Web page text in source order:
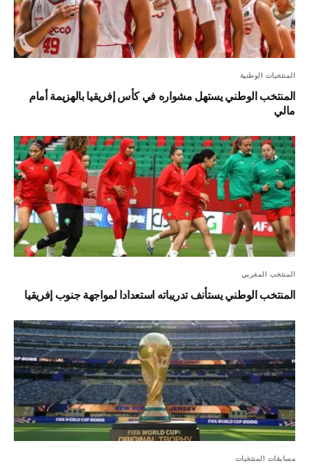
المنتخبات الوطنية
المنتخب الوطني يستهل مشواره في كأس إفريقيا بالهزيمة أمام
مالي
المنتخب المغربي
المنتخب الوطني يستأنف تدريباته استعدادا لمواجهة جنوب إفريقيا
مسابقات المنتخبات